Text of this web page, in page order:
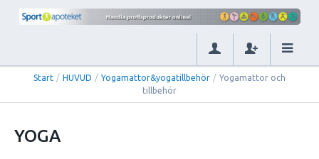
Start / HUVUD / Yogamattor&yogatillbehör / Yogamattor och
tillbehör
YOGA